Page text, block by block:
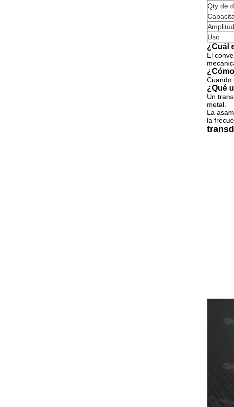
Qty de
Amplitud
Uso
¿Cuál
El
Cuando
¿Qué
Un
metal.
La
la